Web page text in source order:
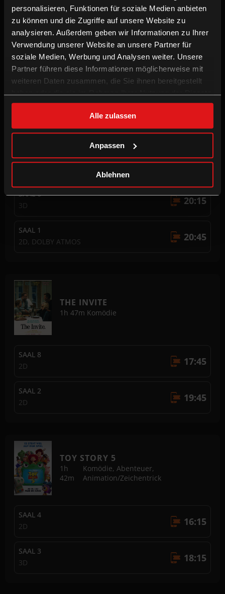
personalisieren, Funktionen für soziale Medien anbieten
zu können und die Zugriffe auf unsere Website zu
analysieren. Außerdem geben wir Informationen zu Ihrer
Verwendung unserer Website an unsere Partner für
soziale Medien, Werbung und Analysen weiter. Unsere
Partner führen diese Informationen möglicherweise mit
weiteren Daten zusammen, die Sie ihnen bereitgestellt
haben oder die sie im Rahmen Ihrer Nutzung der Dienste
gesammelt haben.
Alle zulassen
Anpassen
Ablehnen
Action, Abenteuer
2h 30m
15:45
SAAL 5
3D
16:45
SAAL 6
2D
17:45
3D, DOLBY ATMOS
19:15
SAAL 5
20:15
SAAL 6
3D
20:45
SAAL 1
2D, DOLBY ATMOS
THE INVITE
Komödie
1h 47m
17:45
SAAL 8
2D
19:45
SAAL 2
2D
TOY STORY 5
Komödie, Abenteuer,
Animation/Zeichentrick
1h
42m
16:15
SAAL 4
2D
18:15
SAAL 3
3D